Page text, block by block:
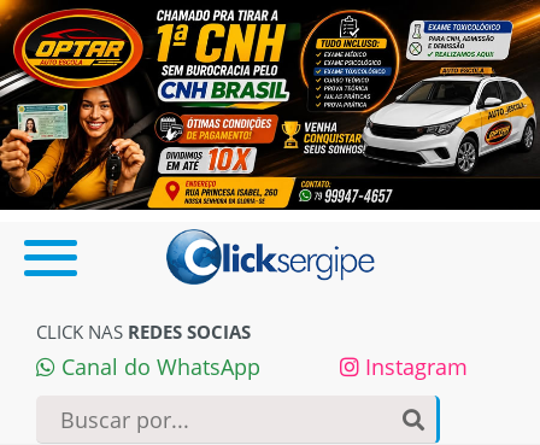
CLICK NAS REDES SOCIAS
Canal do WhatsApp Instagram